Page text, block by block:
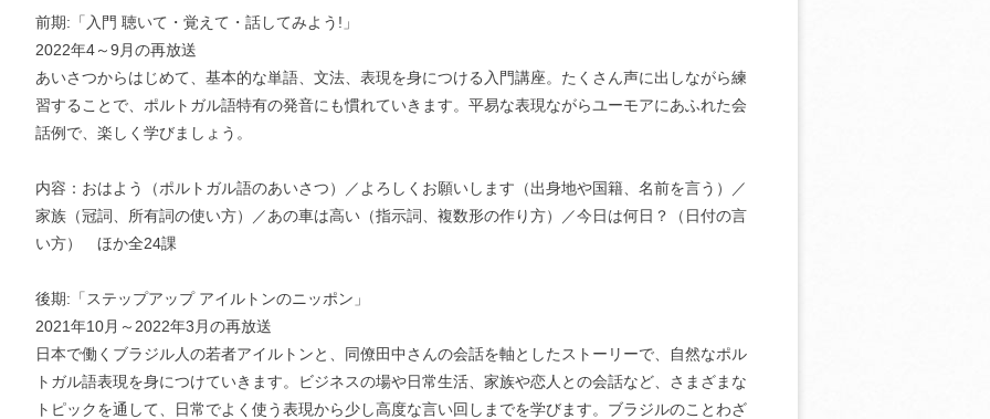
前期:「入門 聴いて・覚えて・話してみよう!」
2022年4～9月の再放送
あいさつからはじめて、基本的な単語、文法、表現を身につける入門講座。たくさん声に出しながら練
習することで、ポルトガル語特有の発音にも慣れていきます。平易な表現ながらユーモアにあふれた会
話例で、楽しく学びましょう。
内容：おはよう（ポルトガル語のあいさつ）／よろしくお願いします（出身地や国籍、名前を言う）／
家族（冠詞、所有詞の使い方）／あの車は高い（指示詞、複数形の作り方）／今日は何日？（日付の言
い方） ほか全24課
後期:「ステップアップ アイルトンのニッポン」
2021年10月～2022年3月の再放送
日本で働くブラジル人の若者アイルトンと、同僚田中さんの会話を軸としたストーリーで、自然なポル
トガル語表現を身につけていきます。ビジネスの場や日常生活、家族や恋人との会話など、さまざまな
トピックを通して、日常でよく使う表現から少し高度な言い回しまでを学びます。ブラジルのことわざ